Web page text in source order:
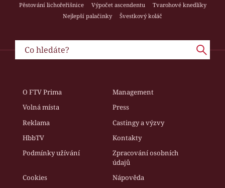
Pěstování lichořeřišnice
Výpočet ascendentu
Tvarohové knedlíky
Nejlepší palačinky
Švestkový koláč
O FTV Prima
Management
Volná místa
Press
Reklama
Castingy a výzvy
HbbTV
Kontakty
Podmínky užívání
Zpracování osobních
údajů
Cookies
Nápověda